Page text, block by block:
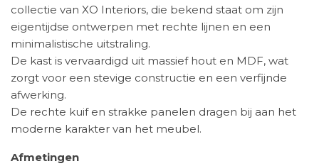
collectie van XO Interiors, die bekend staat om zijn
eigentijdse ontwerpen met rechte lijnen en een
minimalistische uitstraling.
De kast is vervaardigd uit massief hout en MDF, wat
zorgt voor een stevige constructie en een verfijnde
afwerking.
De rechte kuif en strakke panelen dragen bij aan het
moderne karakter van het meubel.
Afmetingen